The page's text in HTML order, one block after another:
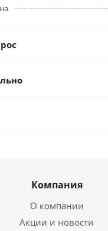
Компания
О компании
Акции и новости